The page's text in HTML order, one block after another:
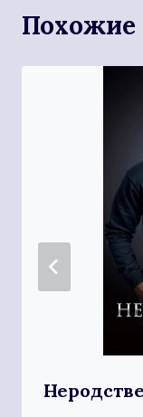
Похожие